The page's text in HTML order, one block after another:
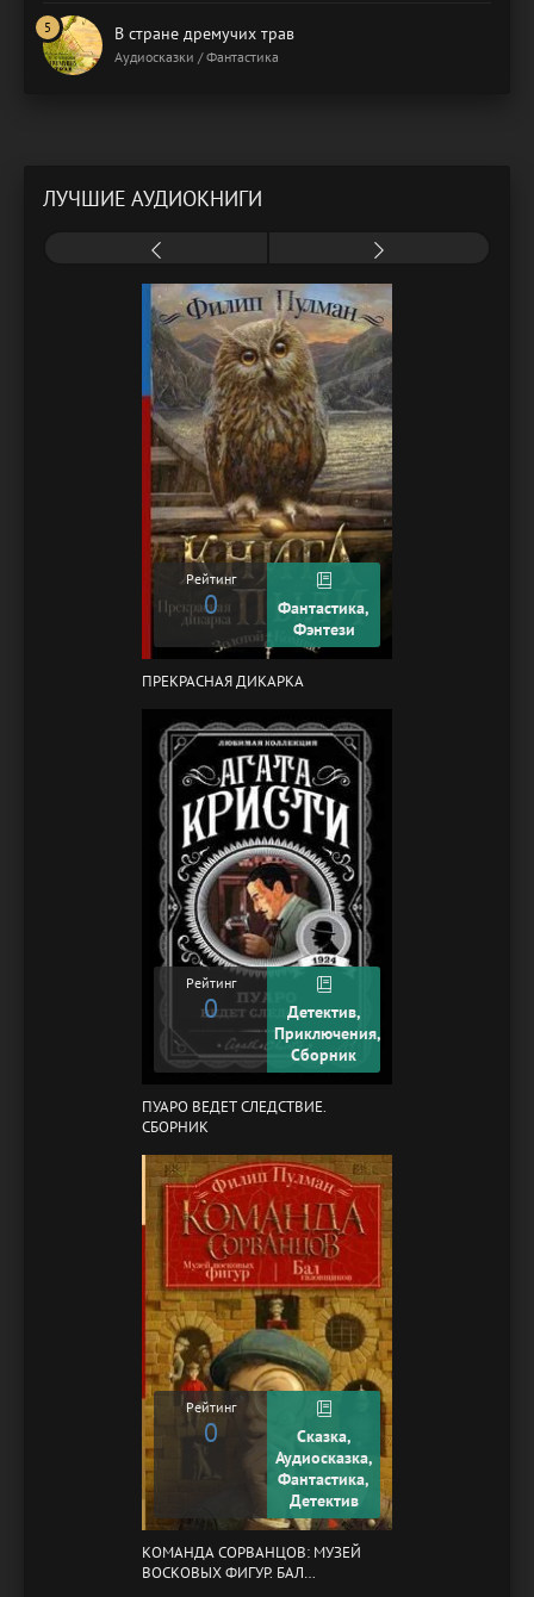
В стране дремучих трав
Аудиосказки / Фантастика
ЛУЧШИЕ АУДИОКНИГИ
Рейтинг
0
Фантастика,
Фэнтези
ПРЕКРАСНАЯ ДИКАРКА
Рейтинг
0
Детектив,
Приключения,
Сборник
ПУАРО ВЕДЕТ СЛЕДСТВИЕ.
СБОРНИК
Рейтинг
0
Сказка,
Аудиосказка,
Фантастика,
Детектив
КОМАНДА СОРВАНЦОВ: МУЗЕЙ
ВОСКОВЫХ ФИГУР. БАЛ